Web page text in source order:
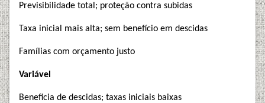
Previsibilidade total; proteção contra subidas
Taxa inicial mais alta; sem benefício em descidas
Famílias com orçamento justo
Variável
Beneficia de descidas; taxas iniciais baixas